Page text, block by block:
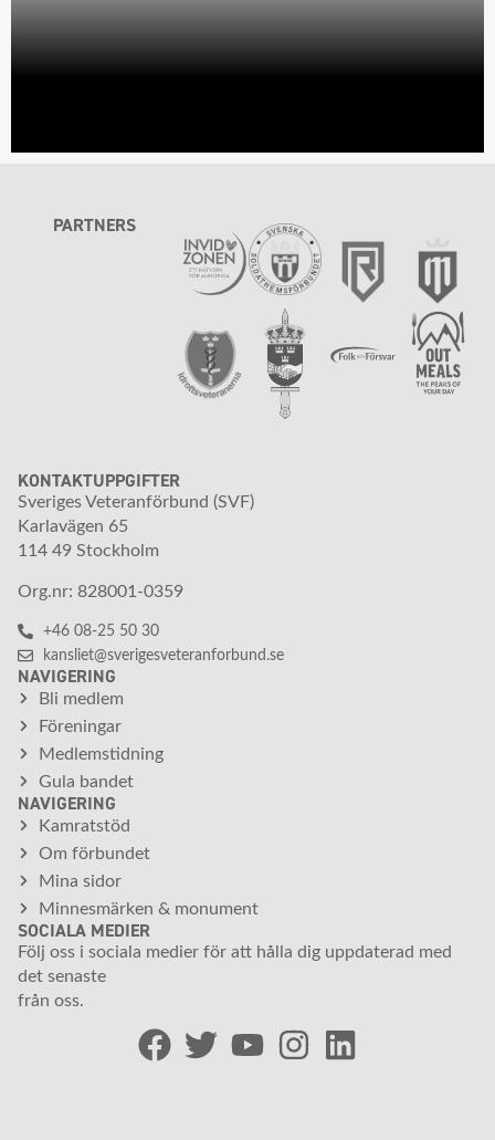
PARTNERS
KONTAKTUPPGIFTER
Sveriges Veteranförbund (SVF)
Karlavägen 65
114 49 Stockholm
Org.nr: 828001-0359
+46 08-25 50 30
kansliet@sverigesveteranforbund.se
NAVIGERING
Bli medlem
Föreningar
Medlemstidning
Gula bandet
NAVIGERING
Kamratstöd
Om förbundet
Mina sidor
Minnesmärken & monument
SOCIALA MEDIER
Följ oss i sociala medier för att hålla dig uppdaterad med
det senaste
från oss.